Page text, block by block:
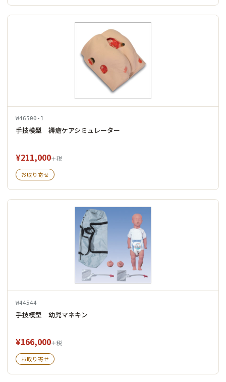
W46500-1
手技模型 褥瘡ケアシミュレーター
¥211,000＋税
お取り寄せ
W44544
手技模型 幼児マネキン
¥166,000＋税
お取り寄せ